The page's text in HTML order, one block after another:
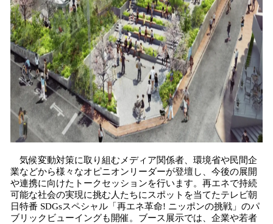
気候変動対策に取り組むメディア関係者、環境省や民間企
業などから様々なオピニオンリーダーが登壇し、今後の展開
や連携に向けたトークセッションを行います。再エネで持続
可能な社会の実現に挑む人たちにスポットを当てたテレビ朝
日特番 SDGsスペシャル「再エネ革命! ニッポンの挑戦」のパ
ブリックビューイングも開催。ブース展示では、企業や若者